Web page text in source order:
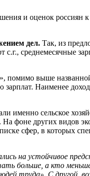
и оценок россиян к
дел. Так, из
среднемесячные
помимо выше
Наименее
именно сельское
фоне других видов
сфер, в которых
на устойчивое
больше, а кто
труда». С другой,